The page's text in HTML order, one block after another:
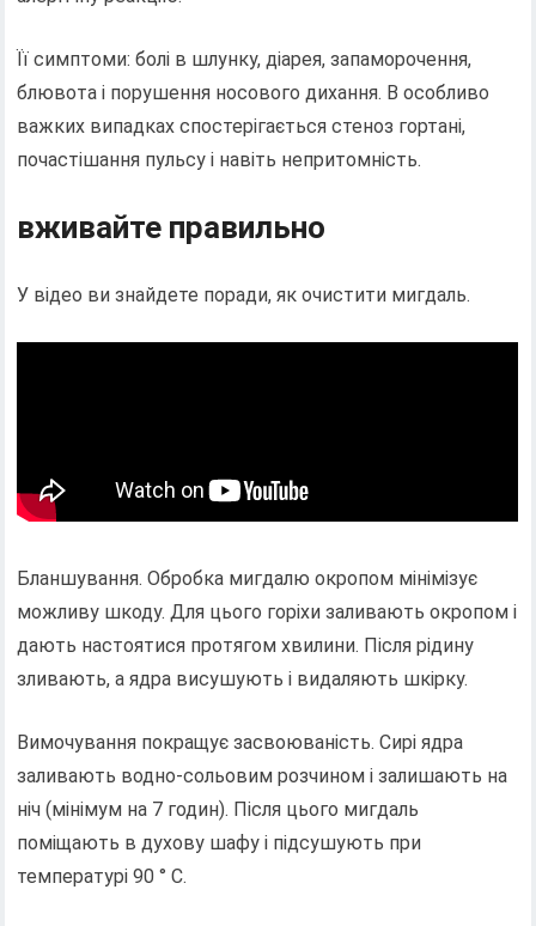
Її симптоми: болі в шлунку, діарея, запаморочення,
блювота і порушення носового дихання. В особливо
важких випадках спостерігається стеноз гортані,
почастішання пульсу і навіть непритомність.
вживайте правильно
У відео ви знайдете поради, як очистити мигдаль.
Бланшування. Обробка мигдалю окропом мінімізує
можливу шкоду. Для цього горіхи заливають окропом і
дають настоятися протягом хвилини. Після рідину
зливають, а ядра висушують і видаляють шкірку.
Вимочування покращує засвоюваність. Сирі ядра
заливають водно-сольовим розчином і залишають на
ніч (мінімум на 7 годин). Після цього мигдаль
поміщають в духову шафу і підсушують при
температурі 90 ° С.